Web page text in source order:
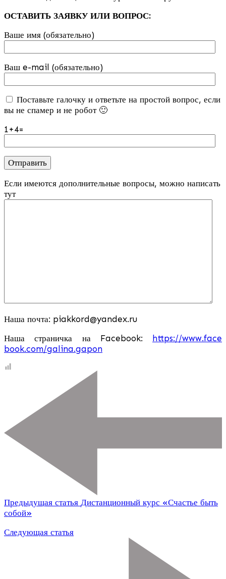
ОСТАВИТЬ ЗАЯВКУ ИЛИ ВОПРОС:
Ваше имя (обязательно)
Ваш e-mail (обязательно)
Поставьте галочку и ответьте на простой вопрос, если
вы не спамер и не робот 🙂
1+4=
Если имеются дополнительные вопросы, можно написать
тут
Наша почта: piakkord@yandex.ru
Наша страничка на Facebook:
https://www.face
book.com/galina.gapon
Предыдущая статья Дистанционный курс «Счастье быть
собой»
Следующая статья